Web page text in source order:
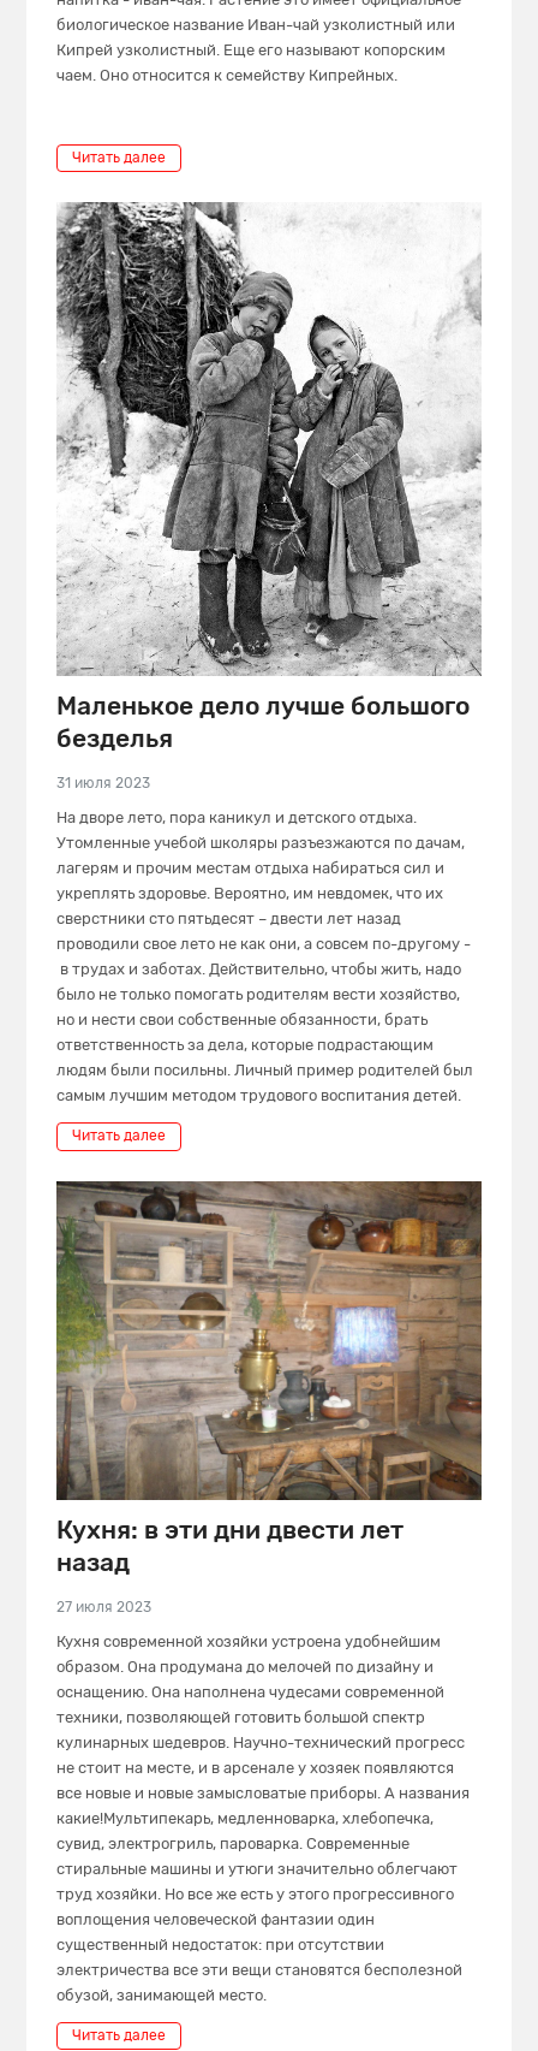
биологическое название Иван-чай узколистный или
Кипрей узколистный. Еще его называют копорским
чаем. Оно относится к семейству Кипрейных.
Читать далее
Маленькое дело лучше большого
безделья
31 июля 2023
На дворе лето, пора каникул и детского отдыха.
Утомленные учебой школяры разъезжаются по дачам,
лагерям и прочим местам отдыха набираться сил и
укреплять здоровье. Вероятно, им невдомек, что их
сверстники сто пятьдесят – двести лет назад
проводили свое лето не как они, а совсем по-другому -
в трудах и заботах. Действительно, чтобы жить, надо
было не только помогать родителям вести хозяйство,
но и нести свои собственные обязанности, брать
ответственность за дела, которые подрастающим
людям были посильны. Личный пример родителей был
самым лучшим методом трудового воспитания детей.
Читать далее
Кухня: в эти дни двести лет
назад
27 июля 2023
Кухня современной хозяйки устроена удобнейшим
образом. Она продумана до мелочей по дизайну и
оснащению. Она наполнена чудесами современной
техники, позволяющей готовить большой спектр
кулинарных шедевров. Научно-технический прогресс
не стоит на месте, и в арсенале у хозяек появляются
все новые и новые замысловатые приборы. А названия
какие!Мультипекарь, медленноварка, хлебопечка,
сувид, электрогриль, пароварка. Современные
стиральные машины и утюги значительно облегчают
труд хозяйки. Но все же есть у этого прогрессивного
воплощения человеческой фантазии один
существенный недостаток: при отсутствии
электричества все эти вещи становятся бесполезной
обузой, занимающей место.
Читать далее